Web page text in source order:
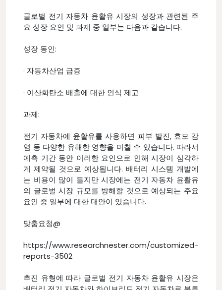
글로벌 전기 자동차 윤활유 시장의 성장과 관련된 주
요 성장 요인 및 과제 중 일부는 다음과 같습니다.
성장 동인:
· 자동차산업 급증
· 이산화탄소 배출에 대한 인식 제고
과제:
전기 자동차에 윤활유를 사용하면 피부 발진, 효모 감
염 등 다양한 유해한 영향을 미칠 수 있습니다. 따라서
예측 기간 동안 이러한 요인으로 인해 시장이 심각하
게 제약될 것으로 예상됩니다. 배터리 시스템 개발에
는 비용이 많이 들지만 시장에는 전기 자동차 윤활유
의 글로벌 시장 규모를 방해할 것으로 예상되는 주요
요인 중 일부에 대한 대안이 있습니다.
맞춤요청@
https://www.researchnester.com/customized-
reports-3502
추진 유형에 따라 글로벌 전기 자동차 윤활유 시장은